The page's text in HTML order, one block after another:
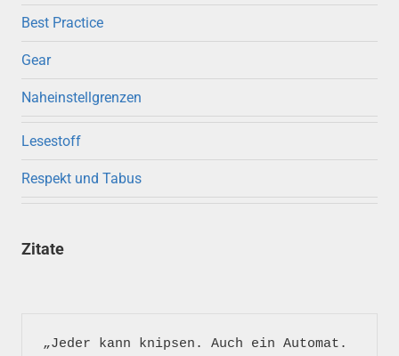
Best Practice
Gear
Naheinstellgrenzen
Lesestoff
Respekt und Tabus
Zitate
„Jeder kann knipsen. Auch ein Automat.